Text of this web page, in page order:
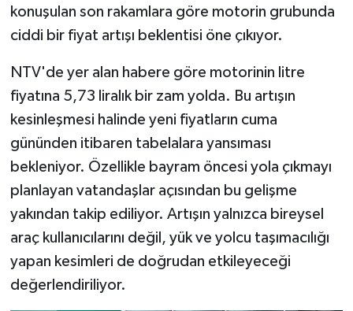
konuşulan son rakamlara göre motorin grubunda
ciddi bir fiyat artışı beklentisi öne çıkıyor.
NTV'de yer alan habere göre motorinin litre
fiyatına 5,73 liralık bir zam yolda. Bu artışın
kesinleşmesi halinde yeni fiyatların cuma
gününden itibaren tabelalara yansıması
bekleniyor. Özellikle bayram öncesi yola çıkmayı
planlayan vatandaşlar açısından bu gelişme
yakından takip ediliyor. Artışın yalnızca bireysel
araç kullanıcılarını değil, yük ve yolcu taşımacılığı
yapan kesimleri de doğrudan etkileyeceği
değerlendiriliyor.
Seydiler Haberleri
Taşköprü Haberleri
Tosya Haberleri
Ulusal Haberler
Teknoloji Haberleri